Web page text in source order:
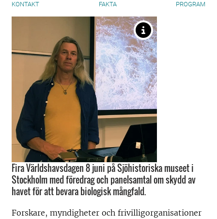
KONTAKT FAKTA PROGRAM
Fira Världshavsdagen 8 juni på Sjöhistoriska museet i
Stockholm med föredrag och panelsamtal om skydd av
havet för att bevara biologisk mångfald.
Forskare, myndigheter och frivilligorganisationer